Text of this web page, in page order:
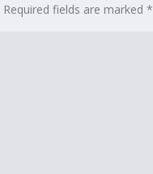
Required fields are marked*